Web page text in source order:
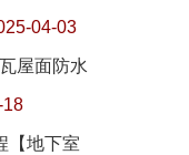
04-03
屋面防水
18
【地下室